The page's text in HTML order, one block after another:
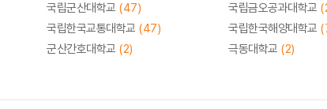
국립군산대학교 (47) 국립금오공과대학교
국립한국교통대학교 (47) 국립한국해양대학교
군산간호대학교 (2) 극동대학교 (2)